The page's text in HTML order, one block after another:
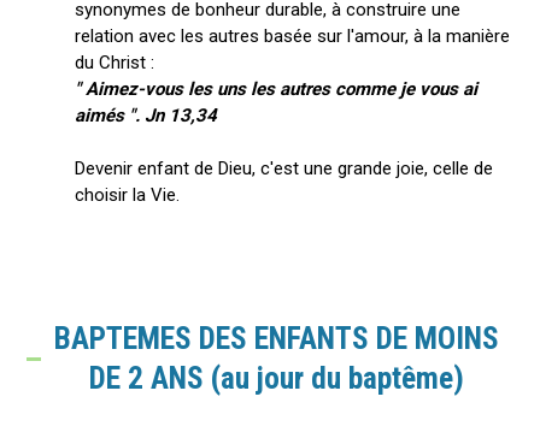
synonymes de bonheur durable, à construire une
relation avec les autres basée sur l'amour, à la manière
du Christ :
" Aimez-vous les uns les autres comme je vous ai
aimés ". Jn 13,34
Devenir enfant de Dieu, c'est une grande joie, celle de
choisir la Vie.
BAPTEMES DES ENFANTS DE MOINS
DE 2 ANS (au jour du baptême)